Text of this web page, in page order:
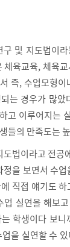
및 지도법이
체육교육, 체육
즉, 수업모형
는 경우가 많았
고 이루어지는
들의 만족도는
법이라고 전공
을 보면서 수
직접 얘기도
업 실연을 해보
학생이다 보
을 실연할 수